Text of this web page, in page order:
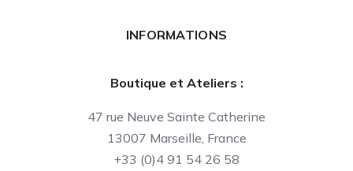
INFORMATIONS
Boutique et Ateliers :
47 rue Neuve Sainte Catherine
13007 Marseille, France
+33 (0)4 91 54 26 58